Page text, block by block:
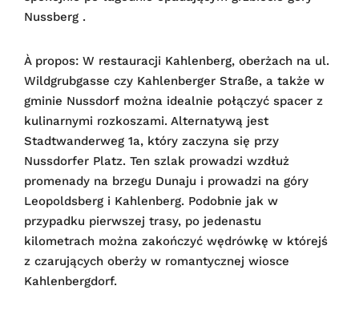
Nussberg .
À propos: W restauracji Kahlenberg, oberżach na ul.
Wildgrubgasse czy Kahlenberger Straße, a także w
gminie Nussdorf można idealnie połączyć spacer z
kulinarnymi rozkoszami. Alternatywą jest
Stadtwanderweg 1a, który zaczyna się przy
Nussdorfer Platz. Ten szlak prowadzi wzdłuż
promenady na brzegu Dunaju i prowadzi na góry
Leopoldsberg i Kahlenberg. Podobnie jak w
przypadku pierwszej trasy, po jedenastu
kilometrach można zakończyć wędrówkę w którejś
z czarujących oberży w romantycznej wiosce
Kahlenbergdorf.